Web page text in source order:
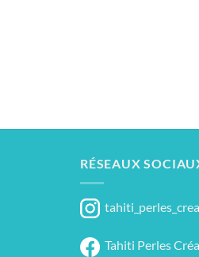
RÉSEAUX
Tahiti Perles